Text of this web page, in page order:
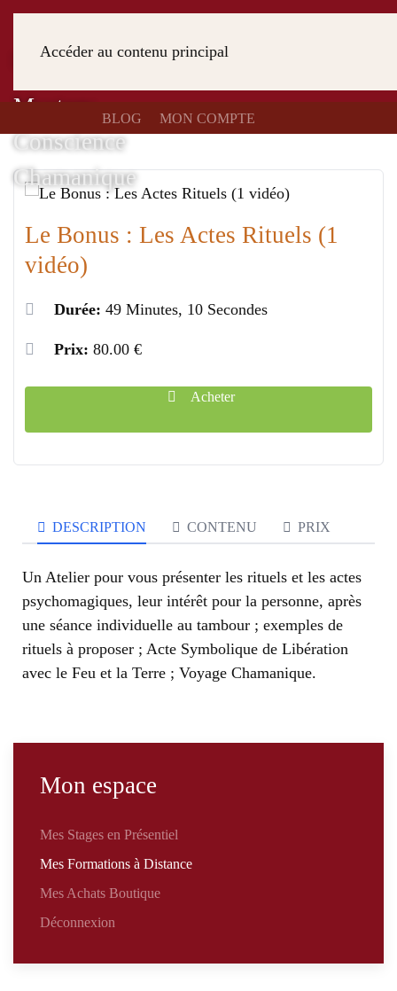
Accéder au contenu principal
BLOG MON COMPTE
Le Bonus : Les Actes Rituels (1
vidéo)
Durée: 49 Minutes, 10 Secondes
Prix: 80.00 €
Acheter
DESCRIPTION CONTENU PRIX
Un Atelier pour vous présenter les rituels et les actes
psychomagiques, leur intérêt pour la personne, après
une séance individuelle au tambour ; exemples de
rituels à proposer ; Acte Symbolique de Libération
avec le Feu et la Terre ; Voyage Chamanique.
Mon espace
Mes Stages en Présentiel
Mes Formations à Distance
Mes Achats Boutique
Déconnexion